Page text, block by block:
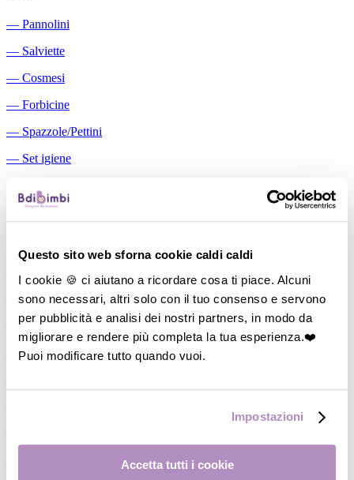
Questo sito web sforna cookie caldi caldi
I cookie 🍪 ci aiutano a ricordare cosa ti piace. Alcuni
sono necessari, altri solo con il tuo consenso e servono
per pubblicità e analisi dei nostri partners, in modo da
migliorare e rendere più completa la tua esperienza.❤️
Puoi modificare tutto quando vuoi.
Impostazioni
Accetta tutti i cookie
― Pannolini
― Salviette
― Cosmesi
― Forbicine
― Spazzole/Pettini
― Set igiene
Aspiratori nasali manuali
―
Cuscini allattamento
―Biberon
―
Tettarelle
―Succhietti
Conservalatte Materno